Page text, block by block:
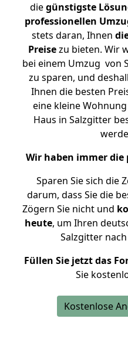
diegünstigste
professionellen
stets daran, Ihnen
Preisezu bieten. Wir
bei einem Umzug von
zu sparen, und
Ihnen die besten
eine kleine
Haus in Salzgitter
Wir haben immer die
Sparen Sie sich die
darum, dass Sie die
Zögern Sie nicht und
heute, um Ihren
Salzgitter
Füllen Sie jetzt das
Sie
Kostenlose